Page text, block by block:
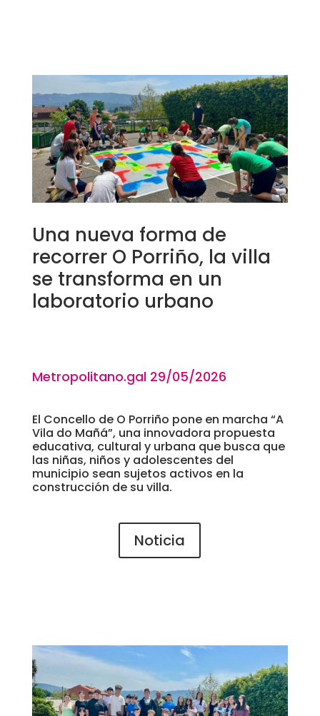
Una nueva forma de
recorrer O Porriño, la villa
se transforma en un
laboratorio urbano
Metropolitano.gal 29/05/2026
El Concello de O Porriño pone en marcha “A
Vila do Mañá”, una innovadora propuesta
educativa, cultural y urbana que busca que
las niñas, niños y adolescentes del
municipio sean sujetos activos en la
construcción de su villa.
Noticia